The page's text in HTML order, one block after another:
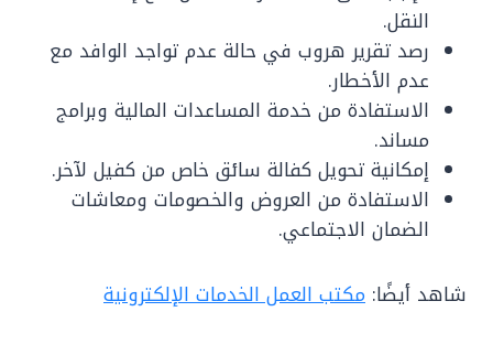
النقل.
رصد تقرير هروب في حالة عدم تواجد الوافد مع
عدم الأخطار.
الاستفادة من خدمة المساعدات المالية وبرامج
مساند.
إمكانية تحويل كفالة سائق خاص من كفيل لآخر.
الاستفادة من العروض والخصومات ومعاشات
الضمان الاجتماعي.
شاهد أيضًا: مكتب العمل الخدمات الإلكترونية